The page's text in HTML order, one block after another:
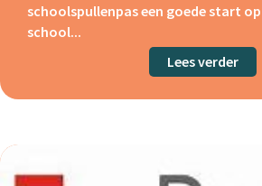
schoolspullenpas een goede start
school...
Lees verder